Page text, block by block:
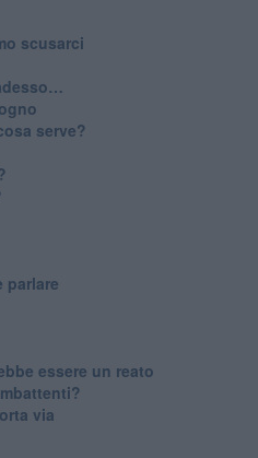
scusarci
serve?
parlare
essere un reato
via